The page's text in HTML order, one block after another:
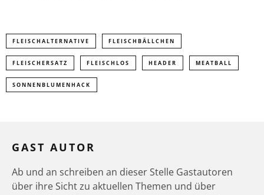
FLEISCHALTERNATIVE FLEISCHBÄLLCHEN
FLEISCHERSATZ FLEISCHLOS HEADER MEATBALL
SONNENBLUMENHACK
GAST AUTOR
Ab und an schreiben an dieser Stelle Gastautoren
über ihre Sicht zu aktuellen Themen und über